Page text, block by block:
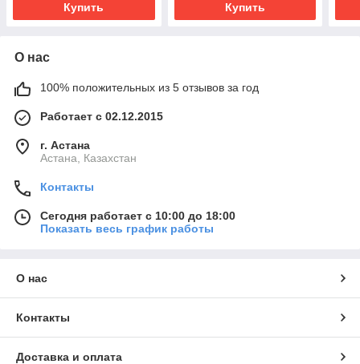
Купить Купить
О нас
100% положительных из 5 отзывов за год
Работает с 02.12.2015
г. Астана
Астана, Казахстан
Контакты
Сегодня работает с 10:00 до 18:00
Показать весь график работы
О нас
Контакты
Доставка и оплата